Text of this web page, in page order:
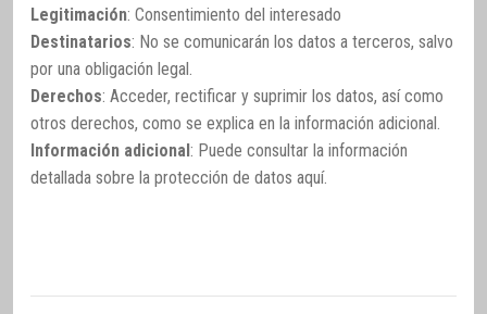
Legitimación: Consentimiento del interesado
Destinatarios: No se comunicarán los datos a terceros, salvo
por una obligación legal.
Derechos: Acceder, rectificar y suprimir los datos, así como
otros derechos, como se explica en la información adicional.
Información adicional : Puede consultar la información
detallada sobre la protección de datos aquí.